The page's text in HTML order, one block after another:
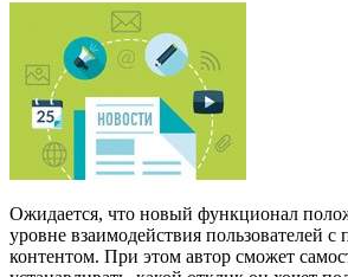
Ожидается, что новый функционал
уровне взаимодействия пользователей
контентом. При этом автор сможет